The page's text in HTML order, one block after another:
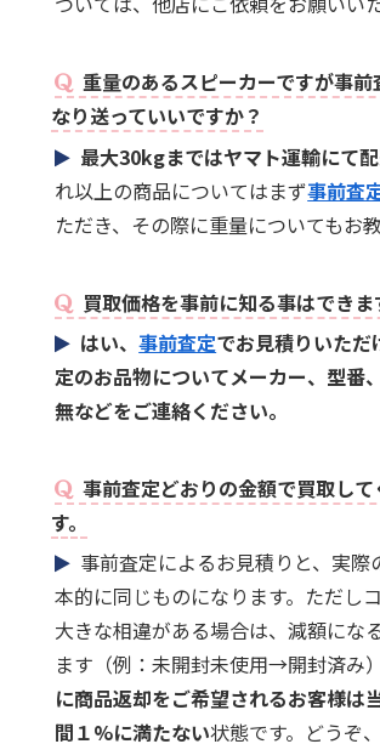
重量のあるスピーカーですが事前
なり送っていいですか？
最大30kgまではヤマト運輸にて配
れ以上の商品についてはまず事前査
ただき、その際に重量についてもお
買取価格を事前に知る事はできま
はい、事前査定でお見積りいただ
定のお品物についてメーカー、型番
無などをご連絡ください。
事前査定どおりの金額で買取して
す。
事前査定によるお見積りと、実際
本的に同じものになります。ただし
大きな相違がある場合は、減額にな
ます（例：未開封未使用→開封済み）
に商品返却をご希望されるお客様は
間１%に満たない状態です。どうぞ